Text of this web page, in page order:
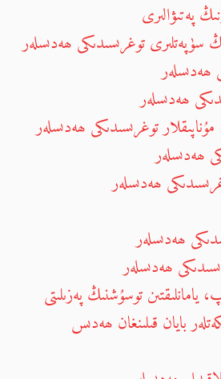
پەتىۋالىرى
سۈپەتلىرى توغرىسىدىكى ھەدىسلەر
ھەدىسلەر
ھەدىسلەر
مۇناپىقلار توغرىسىدىكى ھەدىسلەر
ھەدىسلەر
ھەدىسلەر
ھەدىسلەر
ھەدىسلەر
يامانلىقتىن توسۇشنىڭ پەزىلىتى
بايان قىلىنغان ھەدىس